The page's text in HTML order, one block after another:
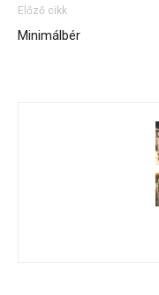
Előző cikk
Minimálbér